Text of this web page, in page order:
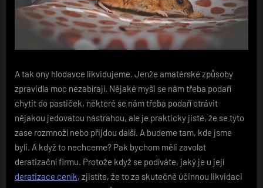
A tak ony hlodavce likvidujeme. Jenže amatérské způsoby
zpravidla moc nezabírají. Nějaké myši se nám třeba podaří
chytit do pastiček, některé se nám třeba podaří otrávit
nějakou jedovatou nástrahou, ale je prakticky jisté, že se tyto
zase rozmnoží nebo přijdou další. A budeme tam, kde jsme
byli. A když to nechceme? Pak bychom měli zavolat
deratizační firmu. Protože když se podíváte, jaký je u její
deratizace ceník, zjistíte, že to za skutečně účinnou likvidaci